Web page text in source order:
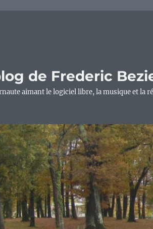
de Frederic
aimant le logiciel libre, la musique et la